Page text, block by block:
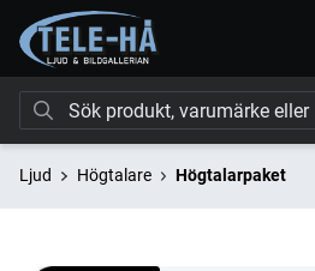
Ljud Högtalare Högtalarpaket